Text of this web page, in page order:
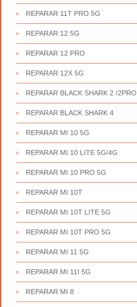
REPARAR 11T PRO 5G
REPARAR 12 5G
REPARAR 12 PRO
REPARAR 12X 5G
REPARAR BLACK SHARK 2 /2PRO
REPARAR BLACK SHARK 4
REPARAR MI 10 5G
REPARAR MI 10 LITE 5G/4G
REPARAR MI 10 PRO 5G
REPARAR MI 10T
REPARAR MI 10T LITE 5G
REPARAR MI 10T PRO 5G
REPARAR MI 11 5G
REPARAR MI 11I 5G
REPARAR MI 8